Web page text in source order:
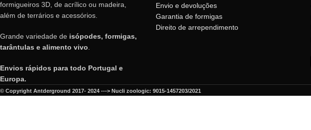
formigueiros 3D, de acrílico ou madeira,
além de terrários e acessórios.
Grande variedade de isópodes, formigas,
tarântulas e alimento vivo
Envios rápidos para todo Portugal e
Europa.
Envio e devoluções
Garantia de formigas
Direito de arrependimento
© Copyright Antderground 2017- 2024 ---> Nucli zoologic: 9015-1457203/2021